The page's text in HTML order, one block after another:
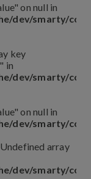
on null in
dev/smarty/
key
in
dev/smarty/
on null in
dev/smarty/
array
dev/smarty/